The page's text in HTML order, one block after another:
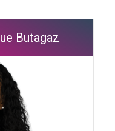
Butagaz